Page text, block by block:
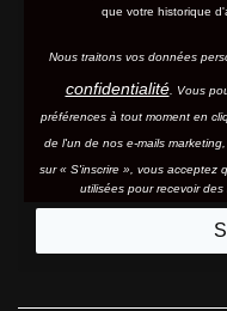
que votre historique
Nous traitons vos données
confidentialité. Vous
préférences à tout moment en
de l'un de nos e-mails
sur « S'inscrire », vous acceptez
utilisées pour recevoir